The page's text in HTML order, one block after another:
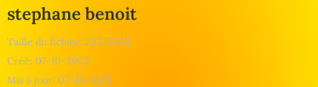
stephane benoit
Taille du fichier: 232.57 KB
Créé: 07-10-2023
Mis à jour: 07-10-2023